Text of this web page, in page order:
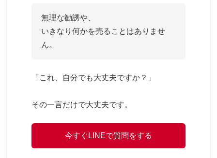
無理な勧誘や、
いきなり何かを売ることはありませ
ん。
「これ、自分でも大丈夫ですか？」
その一言だけで大丈夫です。
今すぐLINEで質問をする